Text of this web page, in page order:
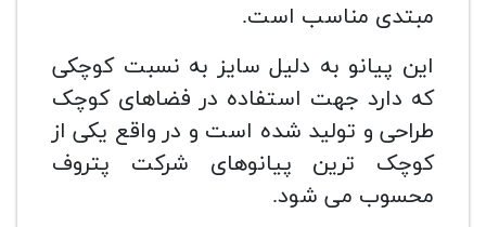
مبتدی مناسب است.
این پیانو به دلیل سایز به نسبت کوچکی
که دارد جهت استفاده در فضاهای کوچک
طراحی و تولید شده است و در واقع یکی از
کوچک ترین پیانوهای شرکت پتروف
محسوب می شود.